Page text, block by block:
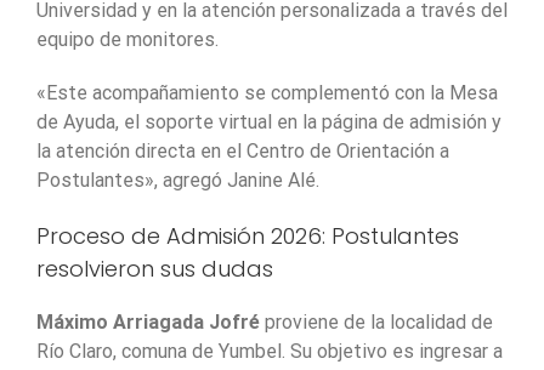
Universidad y en la atención personalizada a través del
equipo de monitores.
«Este acompañamiento se complementó con la Mesa
de Ayuda, el soporte virtual en la página de admisión y
la atención directa en el Centro de Orientación a
Postulantes», agregó Janine Alé.
Proceso de Admisión 2026: Postulantes
resolvieron sus dudas
Máximo Arriagada Jofré proviene de la localidad de
Río Claro, comuna de Yumbel. Su objetivo es ingresar a